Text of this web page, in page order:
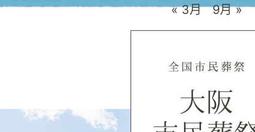
« 3月 9月 »